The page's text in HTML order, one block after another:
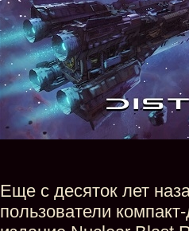
Еще с десяток лет
пользователи